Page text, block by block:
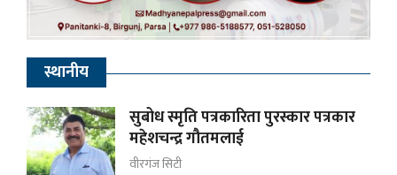
स्थानीय
सुबोध स्मृति पत्रकारिता पुरस्कार पत्रकार
महेशचन्द्र गौतमलाई
वीरगंज सिटी